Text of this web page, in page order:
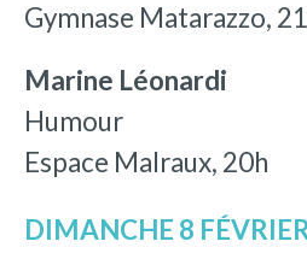
Gymnase Matarazzo,
Marine Léonardi
Humour
Espace Malraux, 20h
DIMANCHE 8